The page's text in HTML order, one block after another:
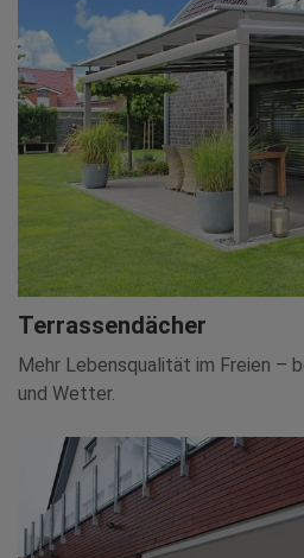
Terrassendächer
Mehr Lebensqualität im Freien –
und Wetter.